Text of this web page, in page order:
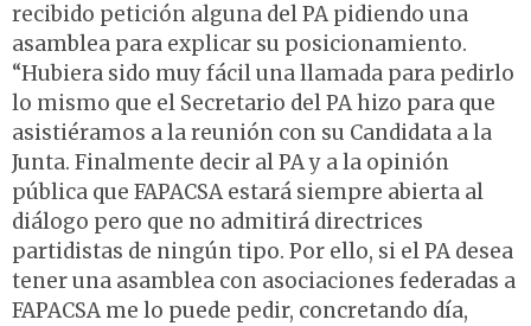
recibido petición alguna del PA pidiendo una
asamblea para explicar su posicionamiento.
“Hubiera sido muy fácil una llamada para pedirlo
lo mismo que el Secretario del PA hizo para que
asistiéramos a la reunión con su Candidata a la
Junta. Finalmente decir al PA y a la opinión
pública que FAPACSA estará siempre abierta al
diálogo pero que no admitirá directrices
partidistas de ningún tipo. Por ello, si el PA desea
tener una asamblea con asociaciones federadas a
FAPACSA me lo puede pedir, concretando día,